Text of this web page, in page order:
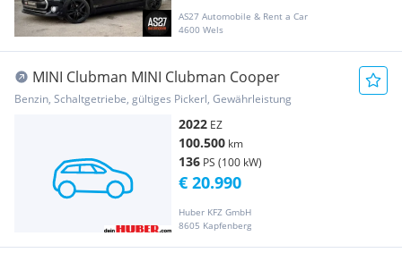
AS27 Automobile & Rent a Car
4600 Wels
MINI Clubman MINI Clubman Cooper
Benzin, Schaltgetriebe, gültiges Pickerl, Gewährleistung
2022 EZ
100.500 km
136 PS (100 kW)
Huber KFZ GmbH
8605 Kapfenberg
€ 20.990